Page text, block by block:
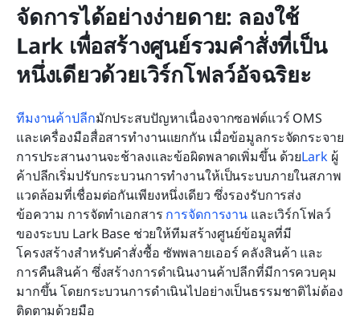
จัดการได้อย่างง่ายดาย: ลองใช้
Lark เพื่อสร้างศูนย์รวมคำสั่งที่เป็น
หนึ่งเดียวด้วยเวิร์กโฟลว์อัจฉริยะ
ทีมงานค้าปลีกมักประสบปัญหาเนื่องจากซอฟต์แวร์ OMS
และเครื่องมือสื่อสารทำงานแยกกัน เมื่อข้อมูลกระจัดกระจาย
การประสานงานจะช้าลงและข้อผิดพลาดเพิ่มขึ้น ด้วยLark ผู้
ค้าปลีกเริ่มปรับกระบวนการทำงานให้เป็นระบบภายในสภาพ
แวดล้อมที่เชื่อมต่อกันเพียงหนึ่งเดียว ซึ่งรองรับการส่ง
ข้อความ การจัดทำเอกสาร การจัดการงาน และเวิร์กโฟลว์
ของระบบ Lark Base ช่วยให้ทีมสร้างศูนย์ข้อมูลที่มี
โครงสร้างสำหรับคำสั่งซื้อ ซัพพลายเออร์ คลังสินค้า และ
การคืนสินค้า ซึ่งสร้างการดำเนินงานค้าปลีกที่มีการควบคุม
มากขึ้น โดยกระบวนการดำเนินไปอย่างเป็นธรรมชาติไม่ต้อง
ติดตามด้วยมือ